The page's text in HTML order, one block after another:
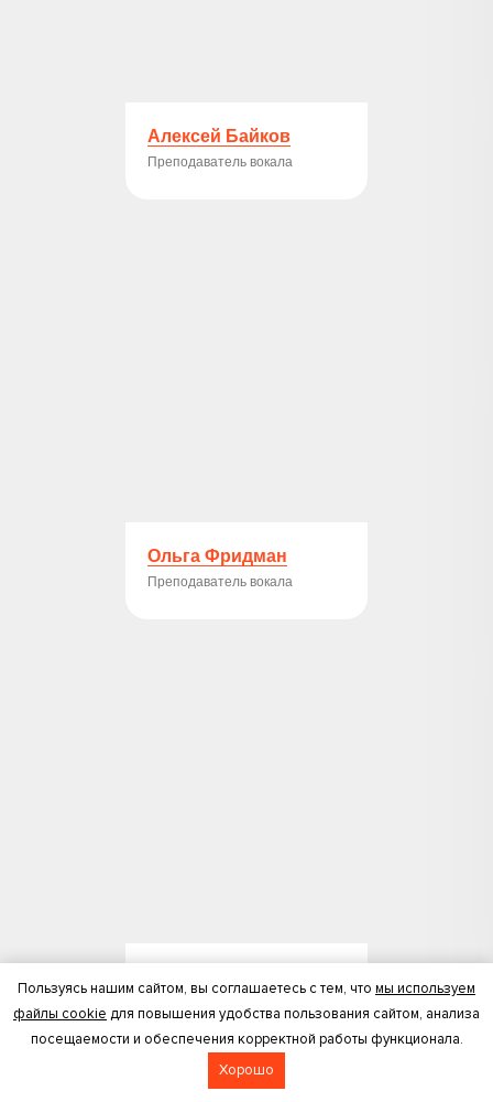
Алексей Байков
Преподаватель вокала
Ольга Фридман
Преподаватель вокала
Пользуясь нашим сайтом, вы соглашаетесь с тем, что мы используем
файлы cookie для повышения удобства пользования сайтом, анализа
посещаемости и обеспечения корректной работы функционала.
Хорошо